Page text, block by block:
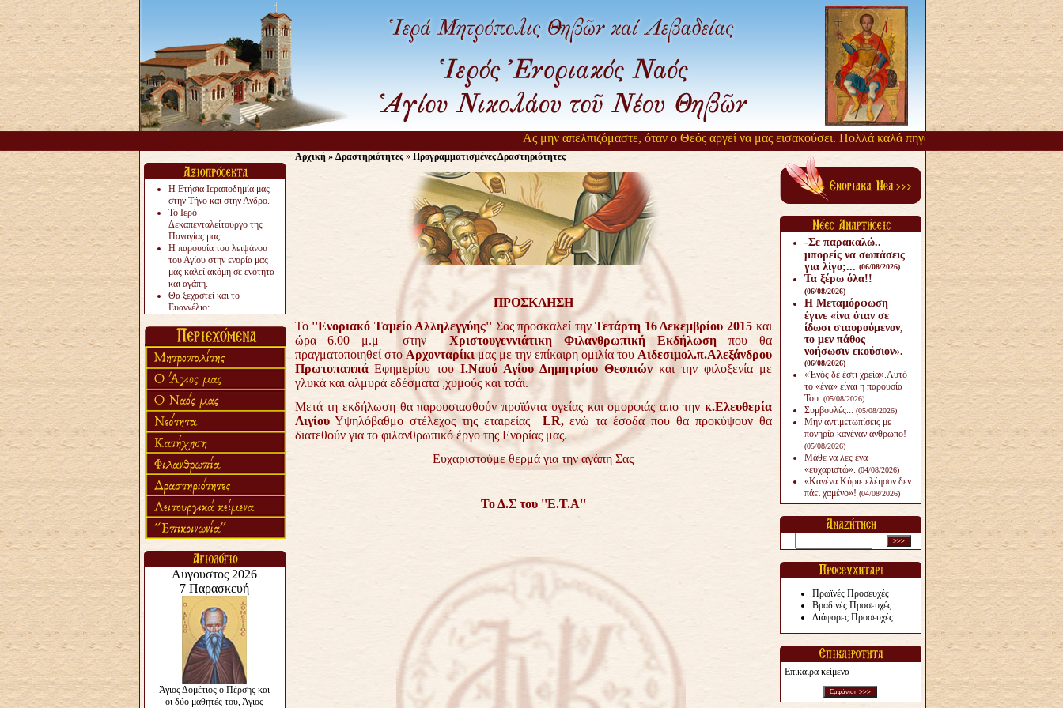
Ας μην απελπιζόμαστε, όταν ο Θεός αργεί να μας εισακούσει. Πολλά καλά πηγάζουν, από την αργοπορία
Η Ετήσια Ιεραποδημία μας
στην Τήνο και στην Άνδρο.
Το Ιερό
Δεκαπενταλείτουργο της
Παναγίας μας.
Η παρουσία του λειψάνου
του Αγίου στην ενορία μας
μάς καλεί ακόμη σε ενότητα
και αγάπη.
Θα ξεχαστεί και το
Ευαγγέλιο;
«πολύ αργά».
Ζητείται....
Αρχική» Δραστηριότητες» Προγραμματισμένες Δραστηριότητες
ΠΡΟΣΚΛΗΣΗ
Το ''Ενοριακό Ταμείο Αλληλεγγύης'' Σας προσκαλεί τηνΤετάρτη 16 Δεκεμβρίου 2015και
ώρα 6.00 μ.μ στηνΧριστουγεννιάτικη Φιλανθρωπική Εκδήλωσηπου θα
πραγματοποιηθεί στο Αρχονταρίκιμας με την επίκαιρη ομιλία του Αιδεσιμολ.π.Αλεξάνδρου
ΠρωτοπαππάΕφημερίου τουΙ.Ναού Αγίου Δημητρίου Θεσπιών και την φιλοξενία με
γλυκά και αλμυρά εδέσματα ,χυμούς και τσάι.
Μετά τη εκδήλωση θα παρουσιασθούν προϊόντα υγείας και ομορφιάς απο την κ.Ελευθερία
ΛιγίουΥψηλόβαθμο στέλεχος της εταιρείας LR,ενώ τα έσοδα που θα προκύψουν θα
διατεθούν για το φιλανθρωπικό έργο της Ενορίας μας.
Ευχαριστούμε θερμά για την αγάπη Σας
Το Δ.Σ του ''Ε.Τ.Α''
-Σε παρακαλώ..
μπορείς να σωπάσεις
για λίγο;... (06/08/2026)
Τα ξέρω όλα!!
(06/08/2026)
Η Μεταμόρφωση
έγινε «ίνα όταν σε
ίδωσι σταυρούμενον,
το μεν πάθος
νοήσωσιν εκούσιον».
(06/08/2026)
«Ἑνὸς δέ ἐστι χρεία».Αυτό
το «ένα» είναι η παρουσία
Του. (05/08/2026)
Συμβουλές... (05/08/2026)
Μην αντιμετωπίσεις με
πονηρία κανέναν άνθρω­πο!
(05/08/2026)
Μάθε να λες ένα
«ευχαριστώ». (04/08/2026)
«Κανένα Κύριε ελέησον δεν
πάει χαμένο»! (04/08/2026)
Πρωϊνές Προσευχές
Βραδινές Προσευχές
Διάφορες Προσευχές
Επίκαιρα κείμενα